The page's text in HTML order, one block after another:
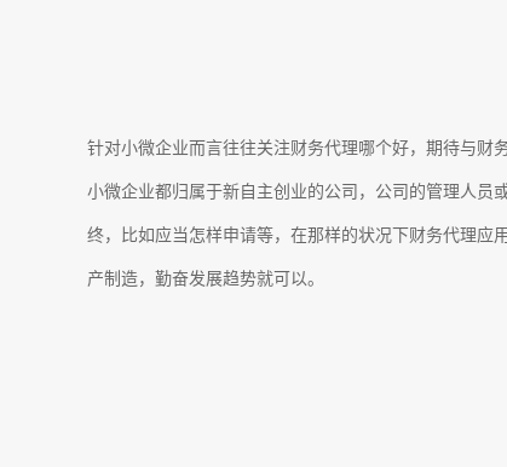
针对小微企业而言往往关注财务代理哪个好，期待与财
小微企业都归属于新自主创业的公司，公司的管理人员
终，比如应当怎样申请等，在那样的状况下财务代理应
产制造，勤奋发展趋势就可以。